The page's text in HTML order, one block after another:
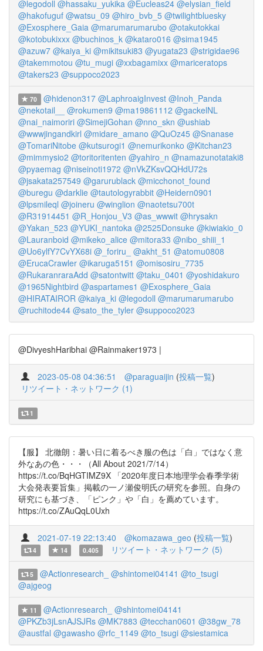
@legodoll @hassaku_yukika @Eucleas24 @elysian_field
@hakofuguf @watsu_09 @hiro_bvb_5 @twilightbluesky
@Exosphere_Gaia @marumarumarubo @otakutokkai
@kotobukixxx @buchinos_k @kataro016 @sima1945
@azuw7 @kaiya_ki @mikitsuki83 @yugata23 @strigidae96
@takemmotou @tu_mugi @xxbagamixx @mariceratops
@takers23 @suppoco2023
70 @hidenon317 @LaphroaigInvest @Inoh_Panda
@nekotail__
@rokumen9 @ma19861112 @gackelNL
@nai_naimoriri @SimejiGohan @nno_skn @ushiab
@wwwjingandkirl @midare_amano @QuOz45 @Snanase
@TomariNitobe @kutsurogi1 @nemurikonko @Kitchan23
@mimmysio2 @toritoritenten @yahiro_n @namazunotataki8
@pyaemag @niseinoti1972 @nVkZKsvQQHdU72s
@jsakata257549 @garurublack @micchonot_found
@buregu @darklie @tautologyrabbit @Heidern0901
@lpsmileql @joineru @winglion @naotetsu700t
@R31914451 @R_Honjou_V3 @as_wwwit @hrysakn
@Yakan_523 @YUKI_nantoka @2525Donsuke @kiwiakio_0
@Lauranboid @mikeko_alice @mitora33 @nibo_shiii_1
@Uo6ylfY7CvYX68i @_foriru_ @akht_51 @atomu0808
@ErucaCrawler @ikaruga5151 @omisosiru_7735
@RukaranraraAdd @satontwitt @taku_0401 @yoshidakuro
@1965Nightbird @aspartames1 @Exosphere_Gaia
@HIRATAIROR @kaiya_ki @legodoll @marumarumarubo
@ruchitode44 @sato_the_tyler @suppoco2023
@DivyeshHaribhai @Rainmaker1973 |
2023-05-08 04:36:51 @paraguaijin (投稿一覧)
リツイート・ネットワーク (1)
1
【服】 北徹朗：暑い日に着るべき服の色は「白」ではなく意
外なあの色・・・（All About 2021/7/14）
https://t.co/BqHGTIMZ9X 「2020年度日本地理学会春季学術
大会発表要旨集」掲載の一ノ瀬俊明氏の研究を参照。自身の
研究にも基づき、「ピンク」や「白」を薦めています。
https://t.co/ZAuQqL0Uxh
2021-07-19 22:13:40 @komazawa_geo (投稿一覧)
4 14 0.405 リツイート・ネットワーク (5)
5 @Actionresearch_ @shintomei04141 @to_tsugi
@ajgeog
11 @Actionresearch_
@shintomei04141
@PKZb3jLsnAJSJRs @MK7883 @tecchan0601 @38gw_78
@austfal @gawasho @rfc_1149 @to_tsugi @siestamica